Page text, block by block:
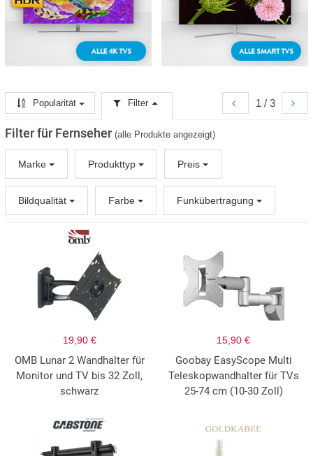
1 / 3
Popularität Filter
Filter für Fernseher (alle Produkte angezeigt)
Marke Produkttyp Preis
Bildqualität Farbe Funkübertragung
19,90 €
OMB Lunar 2 Wandhalter für
Monitor und TV bis 32 Zoll,
schwarz
15,90 €
Goobay EasyScope Multi
Teleskopwandhalter für TVs
25-74 cm (10-30 Zoll)